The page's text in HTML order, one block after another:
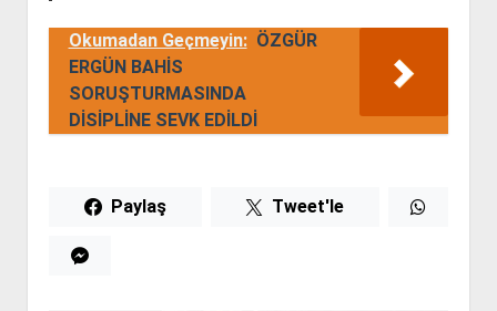
Okumadan Geçmeyin: ÖZGÜR
ERGÜN BAHİS
SORUŞTURMASINDA
DİSİPLİNE SEVK EDİLDİ
Paylaş Tweet'le